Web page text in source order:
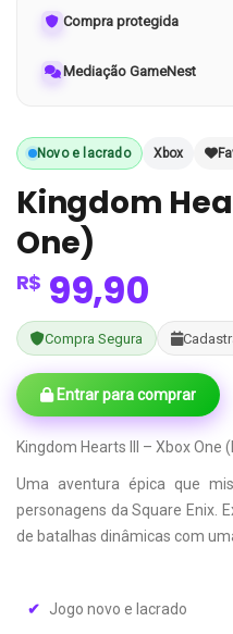
Compra protegida
Mediação GameNest
Novo e lacrado Xbox
Kingdom
One)
R$ 99,90
Compra Segura
Entrar para comprar
Kingdom Hearts III – Xbox One
Uma aventura épica que
personagens da Square Enix.
de batalhas dinâmicas com
Jogo novo e lacrado